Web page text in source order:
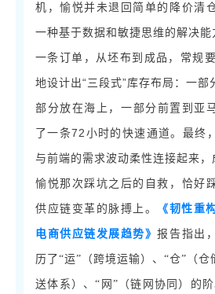
机，愉悦并未退回简单的降价清
一种基于数据和敏捷思维的解决能
一条订单，从坯布到成品，常规
地设计出“三段式”库存布局：一部
部分放在海上，一部分前置到亚
了一条72小时的快速通道。最终
与前端的需求波动柔性连接起来，
愉悦那次踩坑之后的自救，恰好
供应链变革的脉搏上。 《韧性重
电商供应链发展趋势》报告指出
历了“运”（跨境运输）、“仓”（仓
送体系）、“网”（链网协同）的